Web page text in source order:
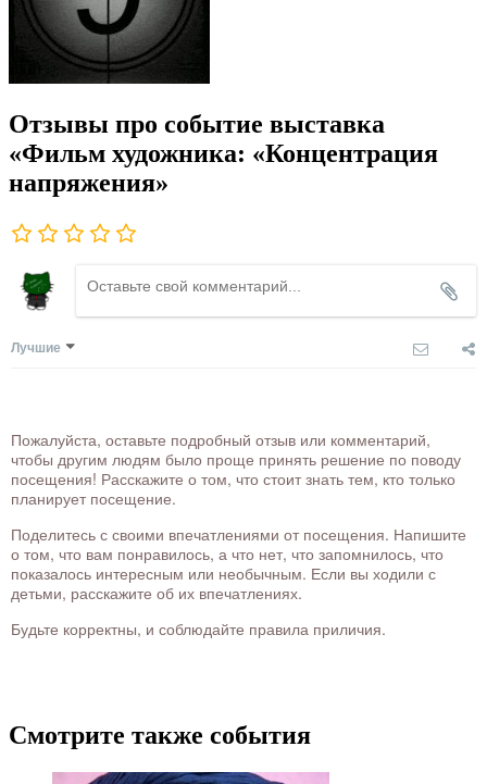
Отзывы про событие выставка
«Фильм художника: «Концентрация
напряжения»
Лучшие
Пожалуйста, оставьте подробный отзыв или комментарий,
чтобы другим людям было проще принять решение по поводу
посещения! Расскажите о том, что стоит знать тем, кто только
планирует посещение.
Поделитесь с своими впечатлениями от посещения. Напишите
о том, что вам понравилось, а что нет, что запомнилось, что
показалось интересным или необычным. Если вы ходили с
детьми, расскажите об их впечатлениях.
Будьте корректны, и соблюдайте правила приличия.
Смотрите также события